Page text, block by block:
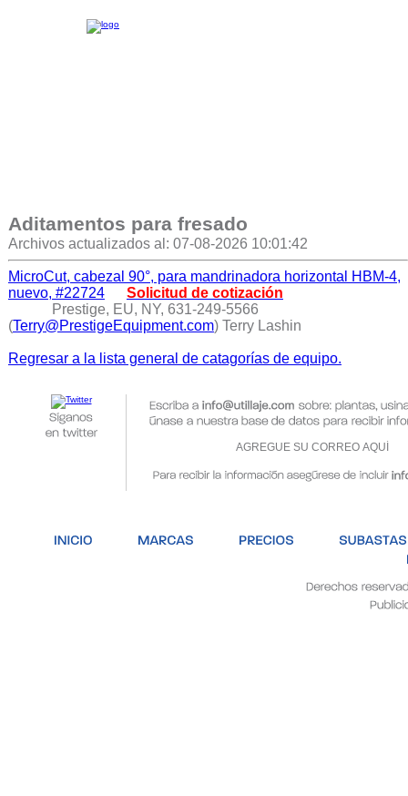
Aditamentos para fresado
Archivos actualizados al: 07-08-2026 10:01:42
MicroCut, cabezal 90°, para mandrinadora horizontal HBM-4,
nuevo, #22724
Solicitud de cotización
Prestige, EU, NY, 631-249-5566
(Terry@PrestigeEquipment.com) Terry Lashin
Regresar a la lista general de catagorías de equipo.